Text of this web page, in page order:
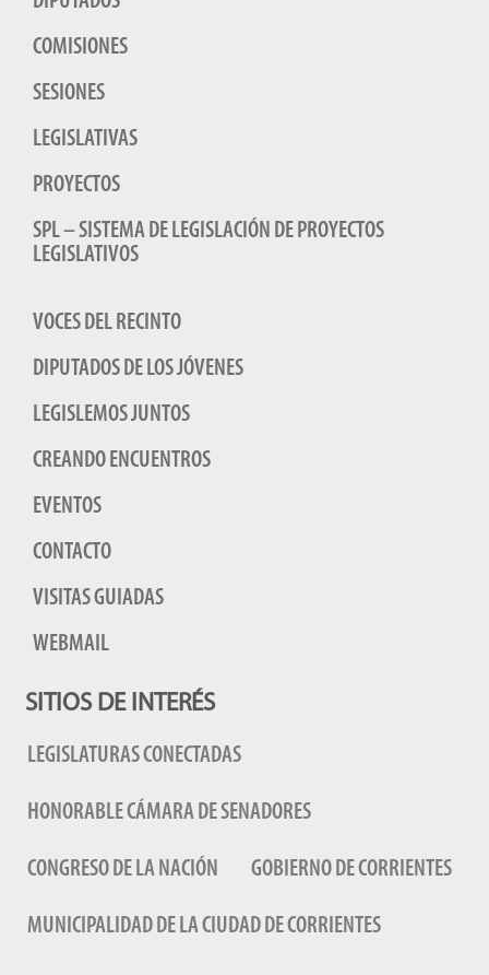
COMISIONES
SESIONES
LEGISLATIVAS
PROYECTOS
SPL – SISTEMA DE LEGISLACIÓN DE PROYECTOS
LEGISLATIVOS
VOCES DEL RECINTO
DIPUTADOS DE LOS JÓVENES
LEGISLEMOS JUNTOS
CREANDO ENCUENTROS
EVENTOS
CONTACTO
VISITAS GUIADAS
WEBMAIL
SITIOS DE INTERÉS
LEGISLATURAS CONECTADAS
HONORABLE CÁMARA DE SENADORES
CONGRESO DE LA NACIÓN GOBIERNO DE CORRIENTES
MUNICIPALIDAD DE LA CIUDAD DE CORRIENTES